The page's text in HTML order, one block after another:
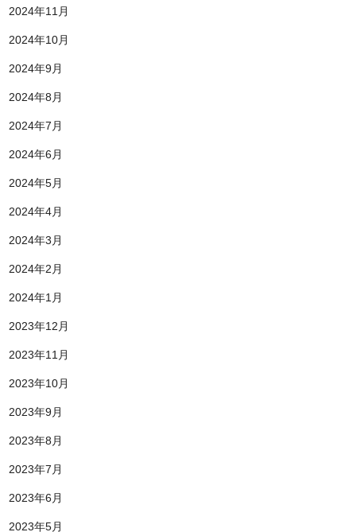
2024年11月
2024年10月
2024年9月
2024年8月
2024年7月
2024年6月
2024年5月
2024年4月
2024年3月
2024年2月
2024年1月
2023年12月
2023年11月
2023年10月
2023年9月
2023年8月
2023年7月
2023年6月
2023年5月